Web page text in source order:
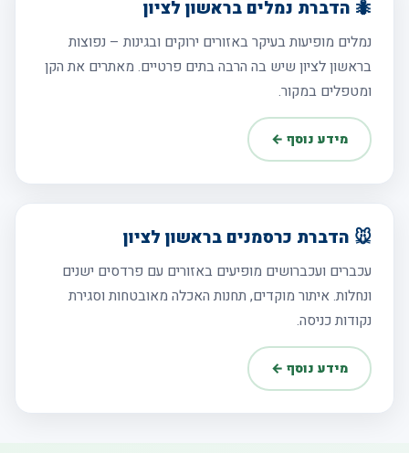
🐜 הדברת נמלים בראשון לציון
נמלים מופיעות בעיקר באזורים ירוקים ובגינות – נפוצות
בראשון לציון שיש בה הרבה בתים פרטיים. מאתרים את הקן
ומטפלים במקור.
מידע נוסף ←
🐭 הדברת כרסמנים בראשון לציון
עכברים ועכברושים מופיעים באזורים עם פרדסים ישנים
ונחלות. איתור מוקדים, תחנות האכלה מאובטחות וסגירת
נקודות כניסה.
מידע נוסף ←